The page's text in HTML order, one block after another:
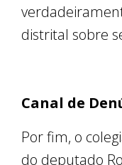
distrital sobre
Canal de
Por fim, o
do deputado